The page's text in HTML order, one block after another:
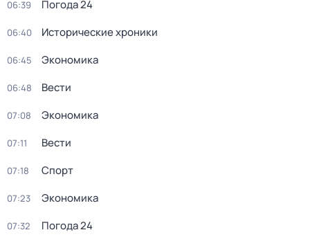
06:39 Погода 24
06:40 Исторические хроники
06:45 Экономика
06:48 Вести
07:08 Экономика
07:11 Вести
07:18 Спорт
07:23 Экономика
07:32 Погода 24